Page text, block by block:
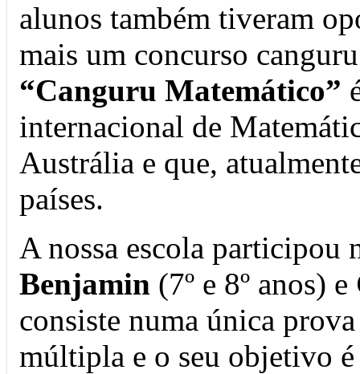
alunos também tiveram
mais um concurso
“Canguru Matemático”
internacional de
Austrália e que,
países.
A nossa escola participou
Benjamin (7º e 8º anos) e
consiste numa única
múltipla e o seu objetivo